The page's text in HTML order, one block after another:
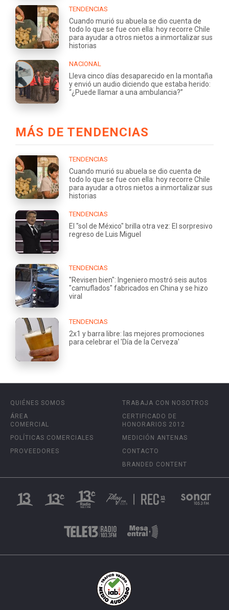
TENDENCIAS
Cuando murió su abuela se dio cuenta de
todo lo que se fue con ella: hoy recorre Chile
para ayudar a otros nietos a inmortalizar sus
historias
NACIONAL
Lleva cinco días desaparecido en la montaña
y envió un audio diciendo que estaba herido:
“¿Puede llamar a una ambulancia?”
MÁS DE TENDENCIAS
TENDENCIAS
Cuando murió su abuela se dio cuenta de
todo lo que se fue con ella: hoy recorre Chile
para ayudar a otros nietos a inmortalizar sus
historias
TENDENCIAS
El "sol de México" brilla otra vez: El sorpresivo
regreso de Luis Miguel
TENDENCIAS
"Revisen bien": Ingeniero mostró seis autos
"camuflados" fabricados en China y se hizo
viral
TENDENCIAS
2x1 y barra libre: las mejores promociones
para celebrar el 'Día de la Cerveza'
QUIÉNES SOMOS
ÁREA
COMERCIAL
POLÍTICAS COMERCIALES
PROVEEDORES
TRABAJA CON NOSOTROS
CERTIFICADO DE
HONORARIOS 2012
MEDICIÓN ANTENAS
CONTACTO
BRANDED CONTENT